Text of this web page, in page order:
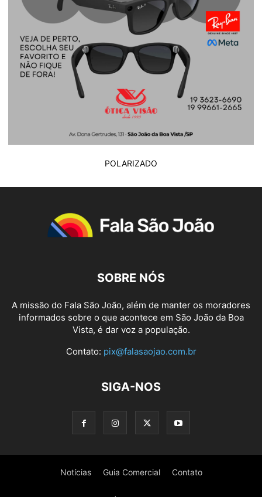
POLARIZADO
SOBRE NÓS
A missão do Fala São João, além de manter os moradores
informados sobre o que acontece em São João da Boa
Vista, é dar voz a população.
Contato: pix@falasaojao.com.br
SIGA-NOS
Notícias Guia Comercial Contato